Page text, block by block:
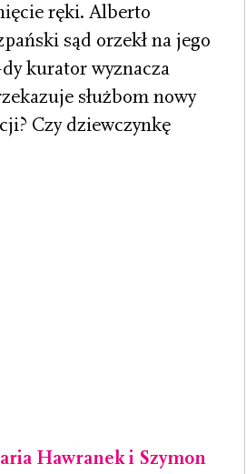
ręki. Alberto
sąd orzekł na jego
kurator wyznacza
służbom nowy
Czy dziewczynkę
Hawranek i Szymon